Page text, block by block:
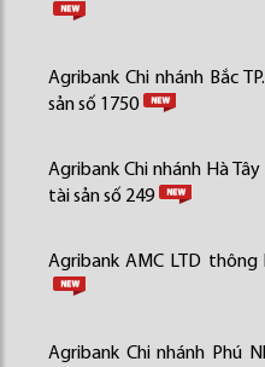
Agribank Chi nhánh Bắc
sản số 1750
Agribank Chi nhánh Hà
tài sản số 249
Agribank AMC LTD
Agribank Chi nhánh Phú